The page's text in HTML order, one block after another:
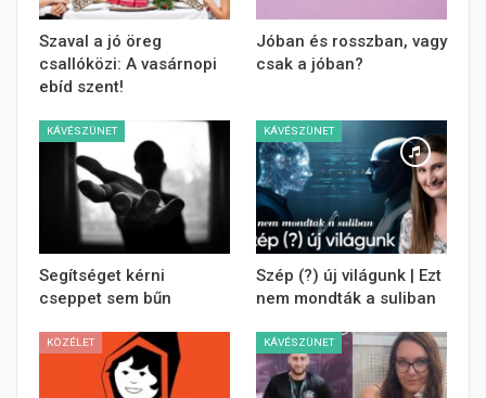
Szaval a jó öreg
csallóközi: A vasárnopi
ebíd szent!
Jóban és rosszban, vagy
csak a jóban?
KÁVÉSZÜNET
Segítséget kérni
cseppet sem bűn
KÁVÉSZÜNET
Szép (?) új világunk | Ezt
nem mondták a suliban
KÖZÉLET KÁVÉSZÜNET